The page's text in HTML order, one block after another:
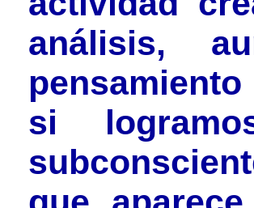
análisis,
si